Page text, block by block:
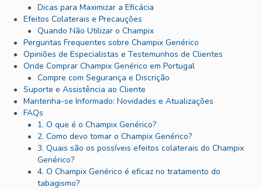
Dicas para Maximizar a Eficácia
Efeitos Colaterais e Precauções
Quando Não Utilizar o Champix
Perguntas Frequentes sobre Champix Genérico
Opiniões de Especialistas e Testemunhos de Clientes
Onde Comprar Champix Genérico em Portugal
Compre com Segurança e Discrição
Suporte e Assistência ao Cliente
Mantenha-se Informado: Novidades e Atualizações
FAQs
1. O que é o Champix Genérico?
2. Como devo tomar o Champix Genérico?
3. Quais são os possíveis efeitos colaterais do Champix
Genérico?
4. O Champix Genérico é eficaz no tratamento do
tabagismo?